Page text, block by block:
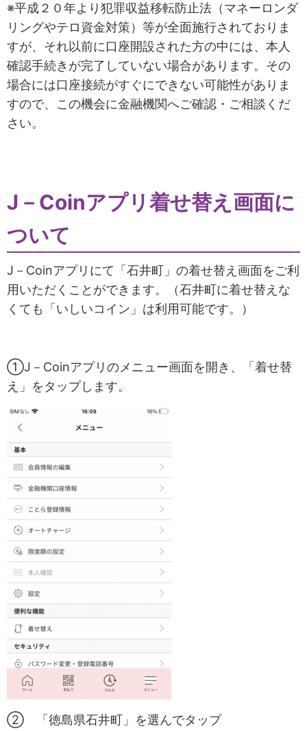
※平成２０年より犯罪収益移転防止法（マネーロンダ
リングやテロ資金対策）等が全面施行されておりま
すが、それ以前に口座開設された方の中には、本人
確認手続きが完了していない場合があります。その
場合には口座接続がすぐにできない可能性がありま
すので、この機会に金融機関へご確認・ご相談くだ
さい。
J－Coinアプリ着せ替え画面に
ついて
J－Coinアプリにて「石井町」の着せ替え画面をご利
用いただくことができます。（石井町に着せ替えな
くても「いしいコイン」は利用可能です。）
①J－Coinアプリのメニュー画面を開き、「着せ替
え」をタップします。
② 「徳島県石井町」を選んでタップ